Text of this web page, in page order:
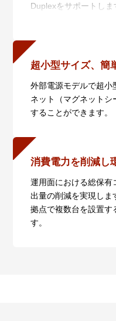
Duplexをサポートし
オートネゴシエーシ
※1 AT-MMC200/SC・
ドウェアリビジョン以
ます。
・AT-MMC200/SC：
以降
・AT-MMC200/ST：
これより前のMMC200
また、ハードウェアリ
MMC2000/SPでは、
は、本ポートは10/
ンを行います。
超小型サイズ、簡
外部電源モデルで超小
ネット（マグネット
することができます。
消費電力を削減し
運用面における総保有
出量の削減を実現しま
拠点で複数台を設置す
す。